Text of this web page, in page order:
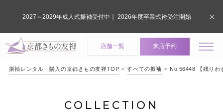
店舗一覧 来店予約
振袖レンタル・購入の京都きもの友禅TOP すべての振袖 No.56448 【残りわ
COLLECTION
2027～2029年成人式振袖受付中｜ 2026年度卒業式袴受注開始